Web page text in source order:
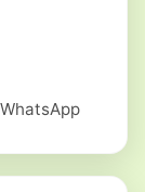
WhatsApp